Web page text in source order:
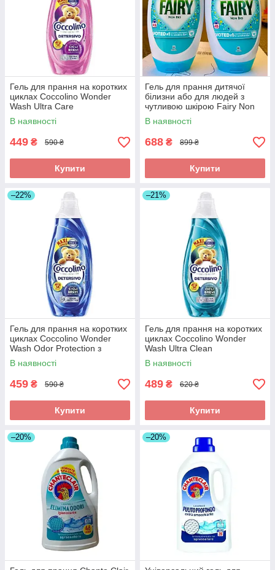
Гель для прання на коротких
циклах Coccolino Wonder
Wash Ultra Care
парфумований, 54 прань,
2160 мл
В наявності
449 ₴ 590 ₴
Купити
Гель для прання дитячої
білизни або для людей з
чутливою шкірою Fairy Non
Bio 45 прань
В наявності
688 ₴ 899 ₴
Купити
–22%
Гель для прання на коротких
циклах Coccolino Wonder
Wash Odor Protection з
нейтралізацією запахів, 54
прань, 2160 мл
В наявності
459 ₴ 590 ₴
Купити
–21%
Гель для прання на коротких
циклах Coccolino Wonder
Wash Ultra Clean
парфумований, 54 прань,
2160 мл
В наявності
489 ₴ 620 ₴
Купити
–20% –20%